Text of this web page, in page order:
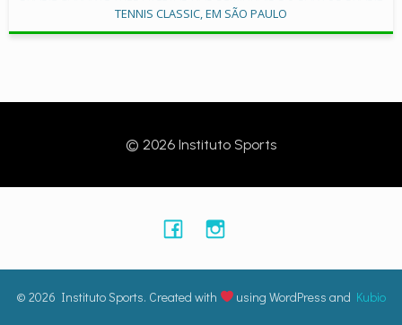
TENNIS CLASSIC, EM SÃO PAULO
© 2026 Instituto Sports
© 2026 Instituto Sports. Created with using WordPress and Kubio